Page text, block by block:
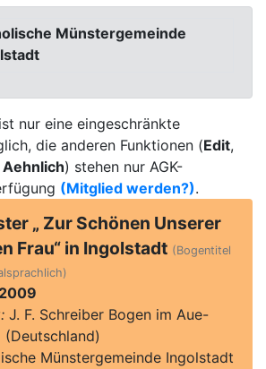
Münstergemeinde
nur eine eingeschränkte
die anderen Funktionen (Edit,
Aehnlich) stehen nur AGK-
(Mitglied werden?).
„ Zur Schönen Unserer
Frau“ in Ingolstadt (Bogentitel
2009
J. F. Schreiber Bogen im Aue-
(Deutschland)
Münstergemeinde Ingolstadt